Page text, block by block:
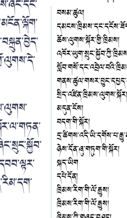
བསམ་ཚུལ།
ཆོས་ལུགས་སྐོར་གྱི་ཁྲིམས།
སྲིད་འཛིན་ཁྲིམས་ལུགས་སྐོར།
མདུན་ངོས།
བདག་གི་སྐོར།
ཉེས་དོན་ཞུ་གཏུག་གི་སྐོར།
སྐད་ཡིག
དཔེ་དོན།
ཁྲིམས་རིག་གི་ལོ་རྒྱུས།
ཁྲིམས་རིག་གི་ལོ་རྒྱུས།